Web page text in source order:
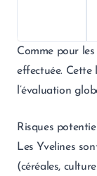
Comme pour les
effectuée. Cette
l’évaluation
Risques
Les Yvelines
(céréales,